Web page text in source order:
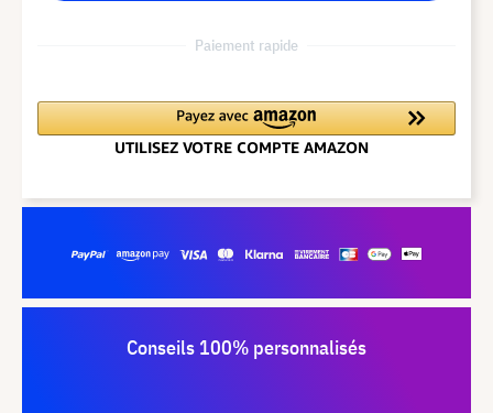
Paiement rapide
Conseils 100% personnalisés